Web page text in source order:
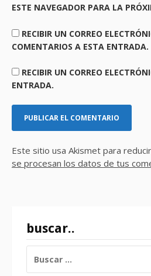
ESTE NAVEGADOR PARA LA
RECIBIR UN CORREO
COMENTARIOS A ESTA ENTRADA.
RECIBIR UN CORREO
ENTRADA.
Este sitio usa Akismet para
se procesan los datos de tus
buscar..